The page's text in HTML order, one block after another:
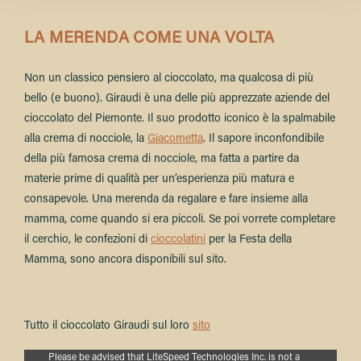
LA MERENDA COME UNA VOLTA
Non un classico pensiero al cioccolato, ma qualcosa di più
bello (e buono). Giraudi è una delle più apprezzate aziende del
cioccolato del Piemonte. Il suo prodotto iconico è la spalmabile
alla crema di nocciole, la Giacometta. Il sapore inconfondibile
della più famosa crema di nocciole, ma fatta a partire da
materie prime di qualità per un’esperienza più matura e
consapevole. Una merenda da regalare e fare insieme alla
mamma, come quando si era piccoli. Se poi vorrete completare
il cerchio, le confezioni di cioccolatini per la Festa della
Mamma, sono ancora disponibili sul sito.
Tutto il cioccolato Giraudi sul loro sito
Please be advised that LiteSpeed Technologies Inc. is not a